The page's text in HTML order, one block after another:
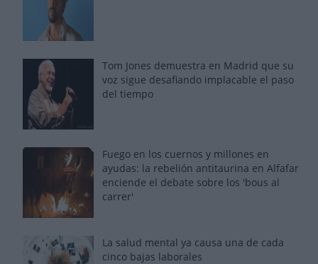
Tom Jones demuestra en Madrid que su
voz sigue desafiando implacable el paso
del tiempo
Fuego en los cuernos y millones en
ayudas: la rebelión antitaurina en Alfafar
enciende el debate sobre los 'bous al
carrer'
La salud mental ya causa una de cada
cinco bajas laborales